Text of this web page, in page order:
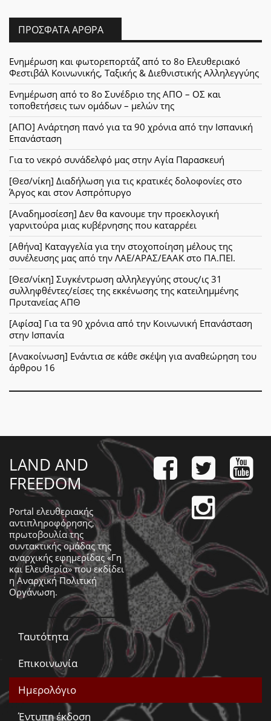
ΠΡΌΣΦΑΤΑ ΆΡΘΡΑ
Ενημέρωση και φωτορεπορτάζ από το 8ο Ελευθεριακό
Φεστιβάλ Κοινωνικής, Ταξικής & Διεθνιστικής Αλληλεγγύης
Ενημέρωση από το 8ο Συνέδριο της ΑΠΟ – ΟΣ και
τοποθετήσεις των ομάδων – μελών της
[ΑΠΟ] Ανάρτηση πανό για τα 90 χρόνια από την Ισπανική
Επανάσταση
Για το νεκρό συνάδελφό μας στην Αγία Παρασκευή
[Θεσ/νίκη] Διαδήλωση για τις κρατικές δολοφονίες στο
Άργος και στον Ασπρόπυργο
[Αναδημοσίεση] Δεν θα κανουμε την προεκλογική
γαρνιτούρα μιας κυβέρνησης που καταρρέει
[Αθήνα] Καταγγελία για την στοχοποίηση μέλους της
συνέλευσης μας από την ΛΑΕ/ΑΡΑΣ/ΕΑΑΚ στο ΠΑ.ΠΕΙ.
[Θεσ/νίκη] Συγκέντρωση αλληλεγγύης στους/ις 31
συλληφθέντες/είσες της εκκένωσης της κατειλημμένης
Πρυτανείας ΑΠΘ
[Αφίσα] Για τα 90 χρόνια από την Κοινωνική Επανάσταση
στην Ισπανία
[Ανακοίνωση] Ενάντια σε κάθε σκέψη για αναθεώρηση του
άρθρου 16
LAND AND
FREEDOM
Portal ελευθεριακής
αντιπληροφόρησης,
πρωτοβουλία της
συντακτικής ομάδας της
αναρχικής εφημερίδας «Γη
και Ελευθερία» που εκδίδει
ηΑναρχική Πολιτική
Οργάνωση.
Ταυτότητα
Επικοινωνία
Ημερολόγιο
Έντυπη έκδοση